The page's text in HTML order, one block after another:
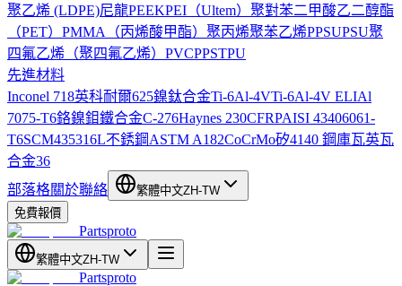
聚乙烯 (LDPE)尼龍PEEKPEI（Ultem） 聚對苯二甲酸乙二醇酯
（PET） PMMA（丙烯酸甲酯） 聚丙烯聚苯乙烯PPSUPSU聚
四氟乙烯（聚四氟乙烯） PVCPPSTPU
先進材料
Inconel 718英科耐爾625鎳鈦合金Ti-6Al-4VTi-6Al-4V ELIAl
7075-T6鉻鎳鉬鐵合金C-276Haynes 230CFRPAISI 43406061-
T6SCM435316L不銹鋼ASTM A182CoCrMo矽4140 鋼庫瓦英瓦
合金36
部落格關於聯絡 繁體中文ZH-TW
免費報價
Partsproto
繁體中文ZH-TW
Partsproto